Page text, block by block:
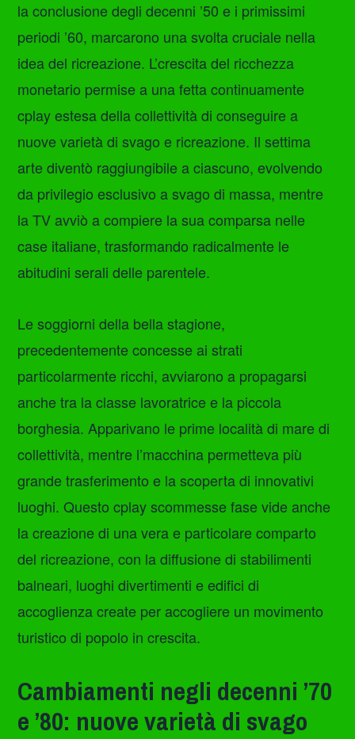
la conclusione degli decenni ’50 e i primissimi
periodi ’60, marcarono una svolta cruciale nella
idea del ricreazione. L’crescita del ricchezza
monetario permise a una fetta continuamente
cplay estesa della collettività di conseguire a
nuove varietà di svago e ricreazione. Il settima
arte diventò raggiungibile a ciascuno, evolvendo
da privilegio esclusivo a svago di massa, mentre
la TV avviò a compiere la sua comparsa nelle
case italiane, trasformando radicalmente le
abitudini serali delle parentele.
Le soggiorni della bella stagione,
precedentemente concesse ai strati
particolarmente ricchi, avviarono a propagarsi
anche tra la classe lavoratrice e la piccola
borghesia. Apparivano le prime località di mare di
collettività, mentre l’macchina permetteva più
grande trasferimento e la scoperta di innovativi
luoghi. Questo cplay scommesse fase vide anche
la creazione di una vera e particolare comparto
del ricreazione, con la diffusione di stabilimenti
balneari, luoghi divertimenti e edifici di
accoglienza create per accogliere un movimento
turistico di popolo in crescita.
Cambiamenti negli decenni ’70
e ’80: nuove varietà di svago